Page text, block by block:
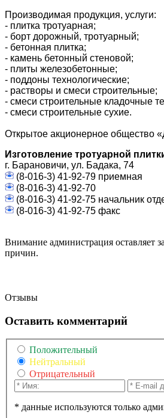
Производимая продукция, услуги:
- плитка тротуарная;
- борт дорожный, тротуарный;
- бетонная плитка;
- камень бетонный стеновой;
- плиты железобетонные;
- поддоны технологические;
- растворы и смеси строительные;
- смеси строительные кладочные
- смеси строительные сухие.
Открытое акционерное общество
Изготовление тротуарной
г. Барановичи, ул. Бадака, 74
(8-016-3) 41-92-79 приемная
(8-016-3) 41-92-70
(8-016-3) 41-92-75 начальник
(8-016-3) 41-92-75 факс
Внимание администрация оставляет
причин.
Отзывы
Оставить комментарий
Положительный
Нейтральный
Отрицательный
* данные используются только